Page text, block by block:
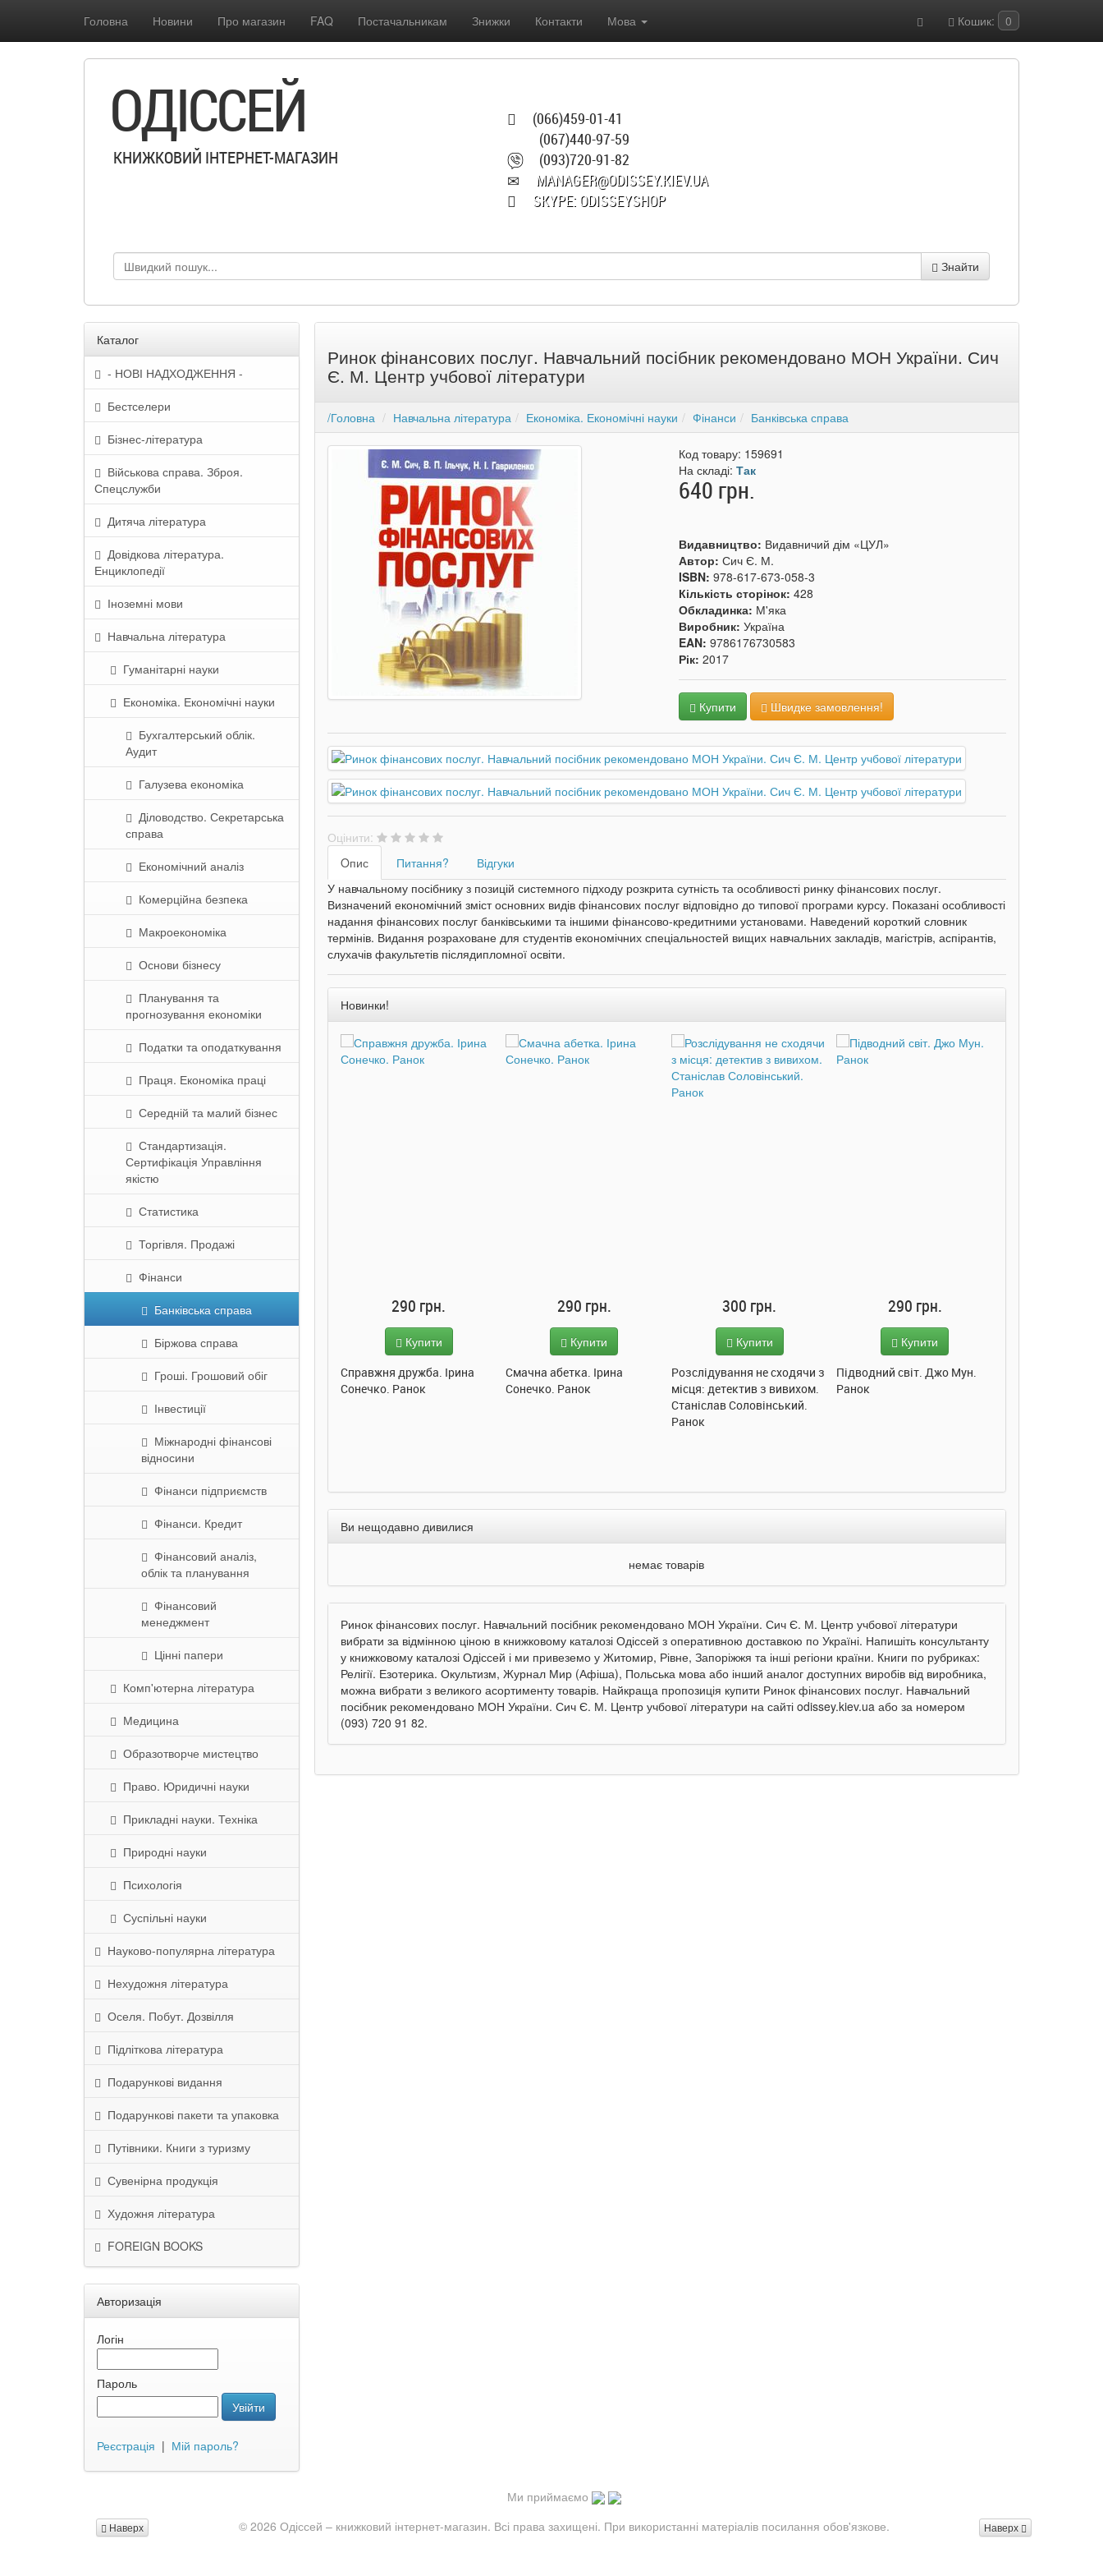
Головна Новини Про магазин FAQ Постачальникам Знижки Контакти Мова Кошик: 0
(066)459-01-41
(067)440-97-59
(093)720-91-82
MANAGER@ODISSEY.KIEV.UA
SKYPE: ODISSEYSHOP
ОДІССЕЙ
КНИЖКОВИЙ ІНТЕРНЕТ-МАГАЗИН
Знайти
Каталог
- НОВІ НАДХОДЖЕННЯ -
Бестселери
Бізнес-література
Військова справа. Зброя.
Спецслужби
Дитяча література
Довідкова література.
Енциклопедії
Іноземні мови
Навчальна література
Гуманітарні науки
Економіка. Економічні науки
Бухгалтерський облік.
Аудит
Галузева економіка
Діловодство. Секретарська
справа
Економічний аналіз
Комерційна безпека
Макроекономіка
Основи бізнесу
Планування та
прогнозування економіки
Податки та оподаткування
Праця. Економіка праці
Середній та малий бізнес
Стандартизація.
Сертифікація Управління
якістю
Статистика
Торгівля. Продажі
Фінанси
Банківська справа
Біржова справа
Гроші. Грошовий обіг
Інвестиції
Міжнародні фінансові
відносини
Фінанси підприємств
Фінанси. Кредит
Фінансовий аналіз,
облік та планування
Фінансовий
менеджмент
Цінні папери
Комп'ютерна література
Медицина
Образотворче мистецтво
Право. Юридичні науки
Прикладні науки. Техніка
Природні науки
Психологія
Суспільні науки
Науково-популярна література
Нехудожня література
Оселя. Побут. Дозвілля
Підліткова література
Подарункові видання
Подарункові пакети та упаковка
Путівники. Книги з туризму
Сувенірна продукція
Художня література
FOREIGN BOOKS
Авторизація
Логін
Пароль
Увійти
Реєстрація | Мій пароль?
Ринок фінансових послуг. Навчальний посібник рекомендовано МОН України. Сич
Є. М. Центр учбової літератури
/Головна Навчальна література Економіка. Економічні науки Фінанси Банківська справа
Код товару: 159691
На складі:Так
640 грн.
Видавництво: Видавничий дім «ЦУЛ»
Автор:Сич Є. М.
ISBN:978-617-673-058-3
Кількість сторінок:428
Обкладинка: М'яка
Виробник:Україна
EAN:9786176730583
Рік:2017
Купити Швидке замовлення!
Оцінити:
Oпис
Питання?
Відгуки
У навчальному посібнику з позицій системного підходу розкрита сутність та особливості ринку фінансових послуг.
Визначений економічний зміст основних видів фінансових послуг відповідно до типової програми курсу. Показані особливості
надання фінансових послуг банківськими та іншими фінансово-кредитними установами. Наведений короткий словник
термінів. Видання розраховане для студентів економічних спеціальностей вищих навчальних закладів, магістрів, аспірантів,
слухачів факультетів післядипломної освіти.
Новинки!
Таке велике слоненя. Ірина
290 грн.
Купити
Справжня дружба. Ірина
290 грн.
Купити
Смачна абетка. Ірина
Сонечко. Ранок
300 грн.
Купити
Розслідування не сходячи з
місця: детектив з вивихом.
290 грн.
Купити
Підводний світ. Джо Мун.
Ранок
285 грн.
Купити
Моє любе кошеня. Олена
Пуляєва. Ранок
Ви нещодавно дивилися
немає товарів
Ринок фінансових послуг. Навчальний посібник рекомендовано МОН України. Сич Є. М. Центр учбової літератури
вибрати за відмінною ціною в книжковому каталозі Одіссей з оперативною доставкою по Україні. Напишіть консультанту
у книжковому каталозі Одіссей і ми привеземо у Житомир, Рівне, Запоріжжя та інші регіони країни. Книги по рубриках:
Релігії. Езотерика. Окультизм, Журнал Мир (Афіша), Польська мова або інший аналог доступних виробів від виробника,
можна вибрати з великого асортименту товарів. Найкраща пропозиція купити Ринок фінансових послуг. Навчальний
посібник рекомендовано МОН України. Сич Є. М. Центр учбової літератури на сайті odissey.kiev.ua або за номером
(093) 720 91 82.
Ми приймаємо
Наверх
Наверх © 2026 Одіссей – книжковий інтернет-магазин. Всі права захищені. При використанні матеріалів посилання обов'язкове.